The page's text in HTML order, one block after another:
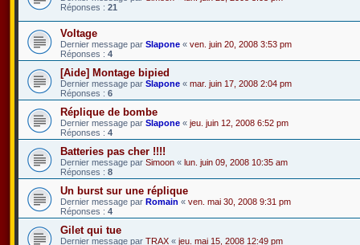
Réponses : 21
Voltage
Dernier message par Slapone « ven. juin 20, 2008 3:53 pm
Réponses : 4
[Aide] Montage bipied
Dernier message par Slapone « mar. juin 17, 2008 2:04 pm
Réponses : 6
Réplique de bombe
Dernier message par Slapone « jeu. juin 12, 2008 6:52 pm
Réponses : 4
Batteries pas cher !!!!
Dernier message par Simoon « lun. juin 09, 2008 10:35 am
Réponses : 8
Un burst sur une réplique
Dernier message par Romain « ven. mai 30, 2008 9:31 pm
Réponses : 4
Gilet qui tue
Dernier message par TRAX « jeu. mai 15, 2008 12:49 pm